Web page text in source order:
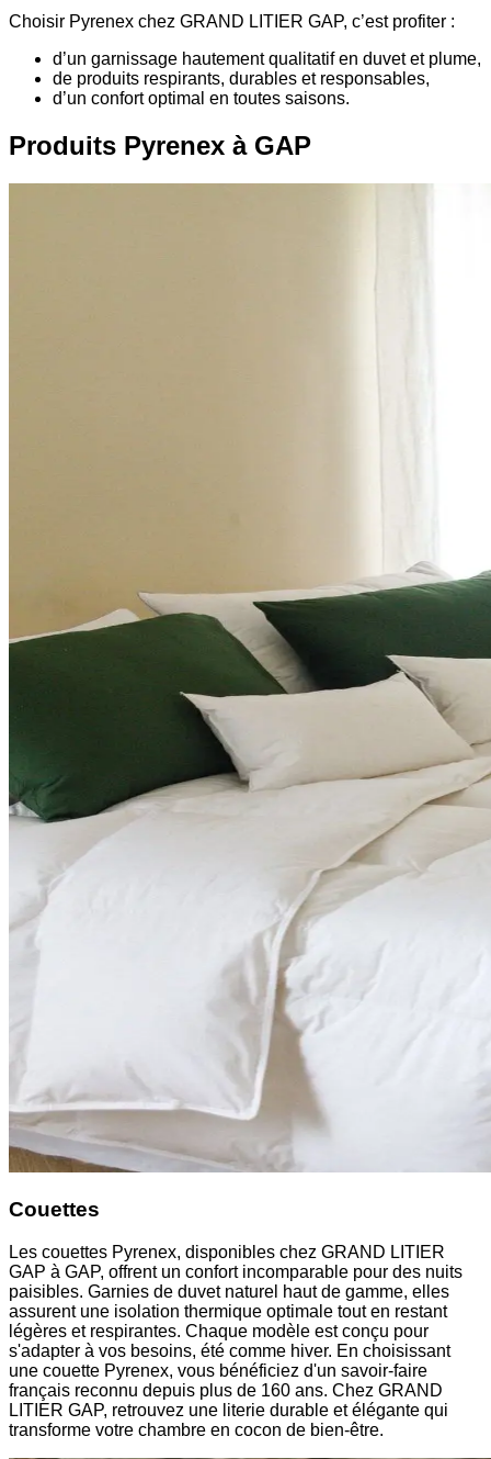
Choisir Pyrenex chez GRAND LITIER GAP, c’est profiter :
d’un garnissage hautement qualitatif en duvet et plume,
de produits respirants, durables et responsables,
d’un confort optimal en toutes saisons.
Produits Pyrenex à GAP
Couettes
Les couettes Pyrenex, disponibles chez GRAND LITIER
GAP à GAP, offrent un confort incomparable pour des nuits
paisibles. Garnies de duvet naturel haut de gamme, elles
assurent une isolation thermique optimale tout en restant
légères et respirantes. Chaque modèle est conçu pour
s'adapter à vos besoins, été comme hiver. En choisissant
une couette Pyrenex, vous bénéficiez d'un savoir-faire
français reconnu depuis plus de 160 ans. Chez GRAND
LITIER GAP, retrouvez une literie durable et élégante qui
transforme votre chambre en cocon de bien-être.